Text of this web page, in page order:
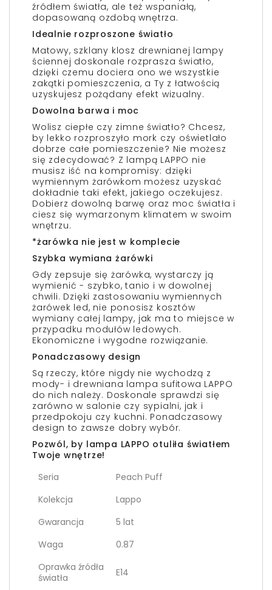
źródłem światła, ale też wspaniałą,
dopasowaną ozdobą wnętrza.
Idealnie rozproszone światło
Matowy, szklany klosz drewnianej lampy
ściennej doskonale rozprasza światło,
dzięki czemu dociera ono we wszystkie
zakątki pomieszczenia, a Ty z łatwością
uzyskujesz pożądany efekt wizualny.
Dowolna barwa i moc
Wolisz ciepłe czy zimne światło? Chcesz,
by lekko rozproszyło mork czy oświetlało
dobrze całe pomieszczenie? Nie możesz
się zdecydować? Z lampą LAPPO nie
musisz iść na kompromisy: dzięki
wymiennym żarówkom możesz uzyskać
dokładnie taki efekt, jakiego oczekujesz.
Dobierz dowolną barwę oraz moc światła i
ciesz się wymarzonym klimatem w swoim
wnętrzu.
*żarówka nie jest w komplecie
Szybka wymiana żarówki
Gdy zepsuje się żarówka, wystarczy ją
wymienić - szybko, tanio i w dowolnej
chwili. Dzięki zastosowaniu wymiennych
żarówek led, nie ponosisz kosztów
wymiany całej lampy, jak ma to miejsce w
przypadku modułów ledowych.
Ekonomiczne i wygodne rozwiązanie.
Ponadczasowy design
Są rzeczy, które nigdy nie wychodzą z
mody- i drewniana lampa sufitowa LAPPO
do nich należy. Doskonale sprawdzi się
zarówno w salonie czy sypialni, jak i
przedpokoju czy kuchni. Ponadczasowy
design to zawsze dobry wybór.
Pozwól, by lampa LAPPO otuliła światłem
Twoje wnętrze!
Seria
Peach Puff
Kolekcja
Lappo
Gwarancja
5 lat
Waga
0.87
Oprawka źródła
światła
E14